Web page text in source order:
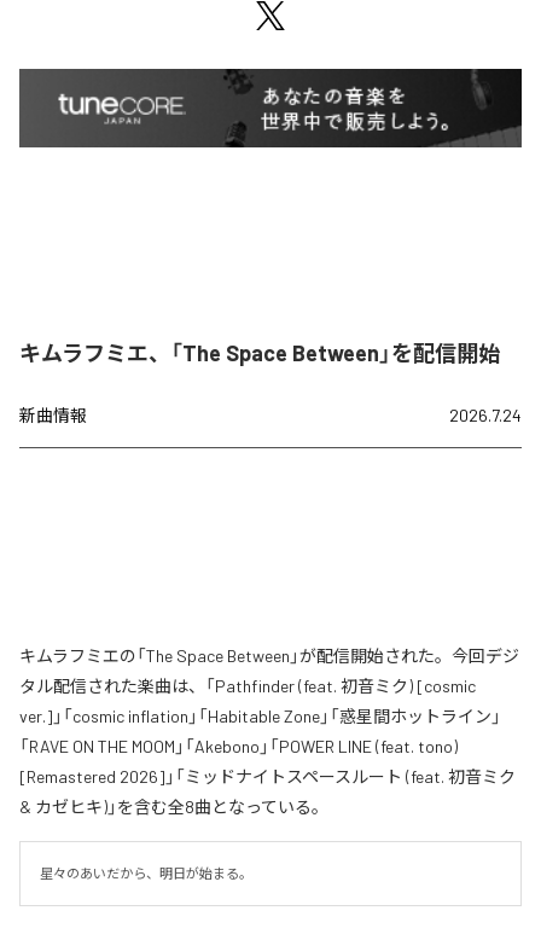
キムラフミエ、「The Space Between」を配信開始
新曲情報 2026.7.24
キムラフミエの「The Space Between」が配信開始された。今回デジ
タル配信された楽曲は、「Pathfinder (feat. 初音ミク) [cosmic
ver.]」「cosmic inflation」「Habitable Zone」「惑星間ホットライン」
「RAVE ON THE MOOM」「Akebono」「POWER LINE (feat. tono)
[Remastered 2026]」「ミッドナイトスペースルート (feat. 初音ミク
& カゼヒキ)」を含む全8曲となっている。
星々のあいだから、明日が始まる。